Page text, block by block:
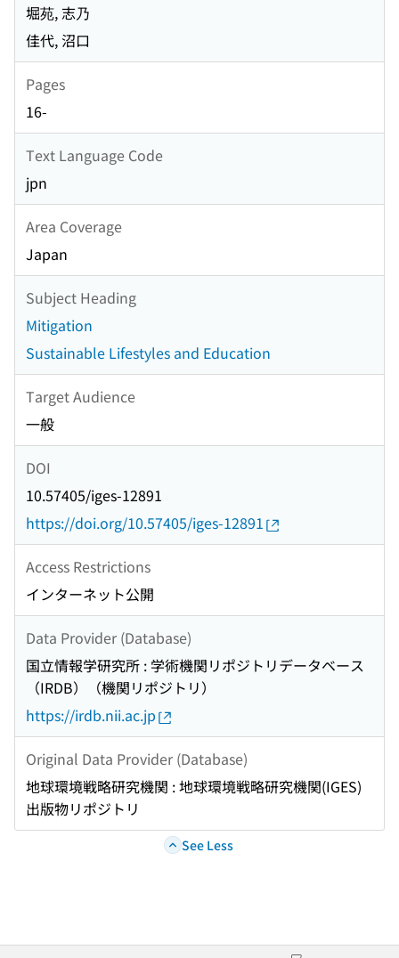
堀苑, 志乃
佳代, 沼口
Pages
16-
Text Language Code
jpn
Area Coverage
Japan
Subject Heading
Mitigation
Sustainable Lifestyles and Education
Target Audience
一般
DOI
10.57405/iges-12891
https://doi.org/10.57405/iges-12891
Access Restrictions
インターネット公開
Data Provider (Database)
国立情報学研究所 : 学術機関リポジトリデータベース
（IRDB）（機関リポジトリ）
https://irdb.nii.ac.jp
Original Data Provider (Database)
地球環境戦略研究機関 : 地球環境戦略研究機関(IGES)
出版物リポジトリ
See Less